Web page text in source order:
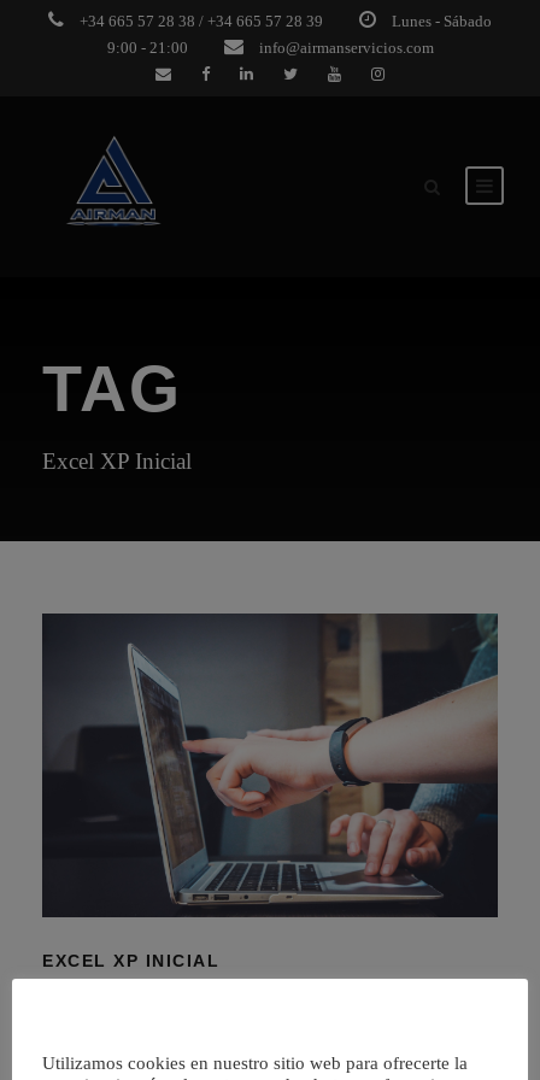
+34 665 57 28 38 / +34 665 57 28 39
Lunes - Sábado
9:00 - 21:00
info@airmanservicios.com
TAG
Excel XP Inicial
EXCEL XP INICIAL
sencillas a otras de mayor envergadura que contenga
Utilizamos cookies en nuestro sitio web para ofrecerte la